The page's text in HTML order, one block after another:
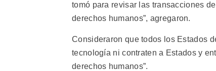
tomó para revisar las transacciones
derechos humanos”, agregaron.
Consideraron que todos los Estados
tecnología ni contraten a Estados y
derechos humanos”.